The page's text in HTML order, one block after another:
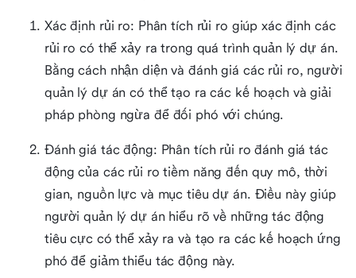
Xác định rủi ro: Phân tích rủi ro giúp xác định các
rủi ro có thể xảy ra trong quá trình quản lý dự án.
Bằng cách nhận diện và đánh giá các rủi ro, người
quản lý dự án có thể tạo ra các kế hoạch và giải
pháp phòng ngừa để đối phó với chúng.
Đánh giá tác động: Phân tích rủi ro đánh giá tác
động của các rủi ro tiềm năng đến quy mô, thời
gian, nguồn lực và mục tiêu dự án. Điều này giúp
người quản lý dự án hiểu rõ về những tác động
tiêu cực có thể xảy ra và tạo ra các kế hoạch ứng
phó để giảm thiểu tác động này.